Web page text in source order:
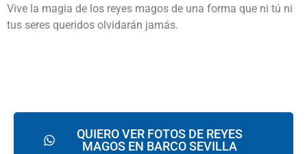
Vive la magia de los reyes magos de una forma que ni tú ni
tus seres queridos olvidarán jamás.
QUIERO VER FOTOS DE REYES
MAGOS EN BARCO SEVILLA